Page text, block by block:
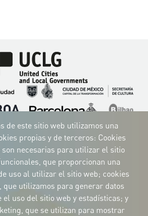
Imagen
Imagen
Imagen
ImagenImagen
CORPORATIVA
Descargue
los logotipos
y el manual
CONTACTO
de este sitio web utilizamos una
propias y de terceros: Cookies
son necesarias para utilizar el sitio
que proporcionan una
uso al utilizar el sitio web; cookies
que utilizamos para generar datos
el uso del sitio web y estadísticas; y
que se utilizan para mostrar